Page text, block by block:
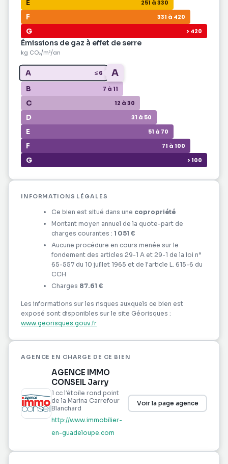
E 251 à 330
F 331 à 420
G > 420
Émissions de gaz à effet de serre
kg CO₂/m²/an
A ≤ 6 A
B 7 à 11
C 12 à 30
D 31 à 50
E 51 à 70
F 71 à 100
G > 100
INFORMATIONS LÉGALES
Ce bien est situé dans une copropriété
Montant moyen annuel de la quote-part de
charges courantes : 1 051 €
Aucune procédure en cours menée sur le
fondement des articles 29-1 A et 29-1 de la loi n°
65-557 du 10 juillet 1965 et de l'article L. 615-6 du
CCH
Charges 87.61 €
Les informations sur les risques auxquels ce bien est
exposé sont disponibles sur le site Géorisques :
www.georisques.gouv.fr
AGENCE EN CHARGE DE CE BIEN
AGENCE IMMO
CONSEIL Jarry
1 cc l’étoile rond point
de la Marina Carrefour
Blanchard
http://www.immobilier-
en-guadeloupe.com
Voir la page agence